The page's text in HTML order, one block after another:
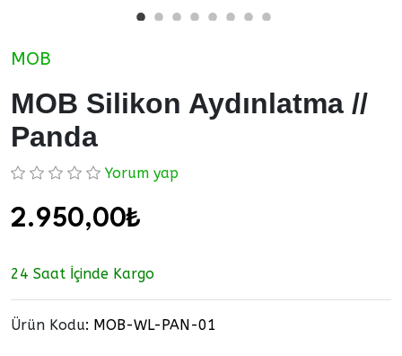
MOB
MOB Silikon Aydınlatma //
Panda
Yorum yap
2.950,00₺
24 Saat İçinde Kargo
Ürün Kodu: MOB-WL-PAN-01